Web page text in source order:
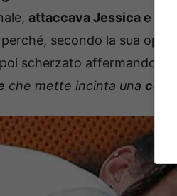
attaccava Jessica e Lulù
perché, secondo la sua
scherzato affermando
che mette incinta una